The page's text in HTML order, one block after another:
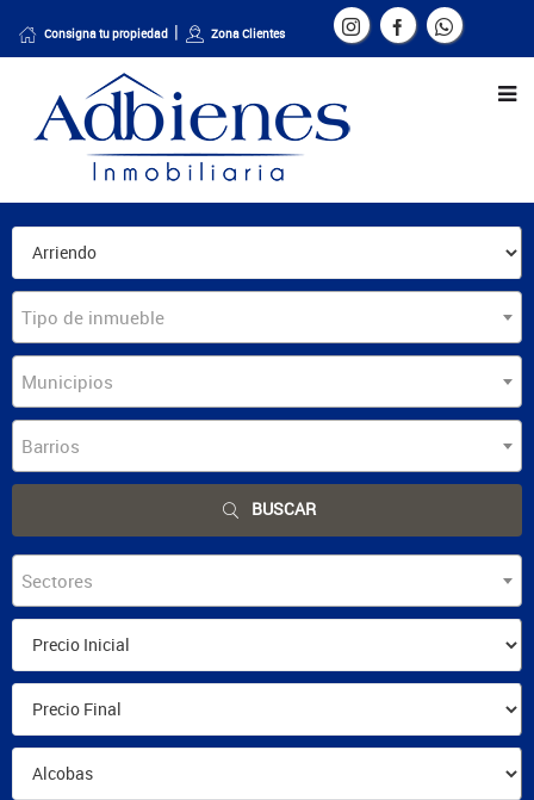
Consigna tu propiedad Zona Clientes
Tipo de inmueble
Municipios
Barrios
BUSCAR
Sectores